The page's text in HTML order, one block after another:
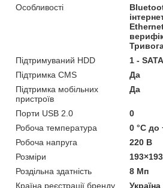
Особливості
Підтримуваний HDD
1 -
Підтримка CMS
Да
Підтримка мобільних
пристроїв
Да
Порти USB 2.0
0
Робоча температура
0 °C до
Робоча напруга
220 В
Розміри
Роздільна здатність
8 Мп
Країна реєстрації бренду
Україна